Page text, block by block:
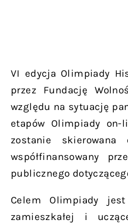
VI edycja Olimpiady
przez Fundację
względu na sytuację
etapów Olimpiady
zostanie
współfinansowany
publicznego
Celem Olimpiady
zamieszkałej i